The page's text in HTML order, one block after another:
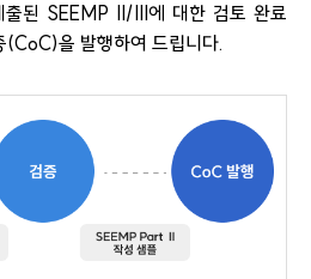
된 SEEMP II/III에 대한 검토 완료
(CoC)을 발행하여 드립니다.